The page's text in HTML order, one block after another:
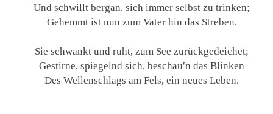
Und schwillt bergan, sich immer selbst zu trinken;
Gehemmt ist nun zum Vater hin das Streben.
Sie schwankt und ruht, zum See zurückgedeichet;
Gestirne, spiegelnd sich, beschau′n das Blinken
Des Wellenschlags am Fels, ein neues Leben.